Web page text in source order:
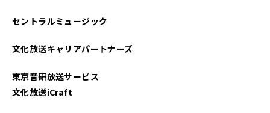
セントラルミュージック
文化放送キャリアパートナーズ
東京音研放送サービス
文化放送iCraft